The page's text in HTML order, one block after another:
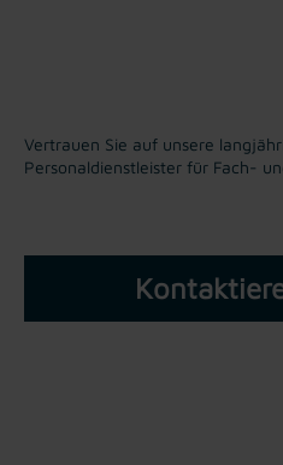
Vertrauen Sie auf unsere
Personaldienstleister für Fach-